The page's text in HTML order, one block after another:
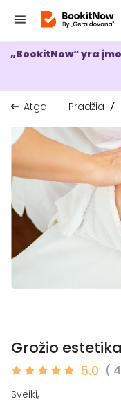
„BookitNow“ yra
Atgal
Pradžia
Grožio
5.0 (
Sveiki,